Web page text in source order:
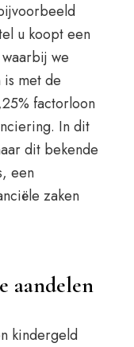
u koopt een
we
met de
factorloon
In dit
dit bekende
een
zaken
aandelen
kindergeld